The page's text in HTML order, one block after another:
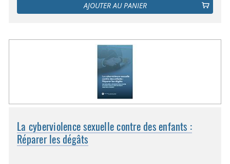
AJOUTER AU PANIER
La cyberviolence sexuelle contre des enfants :
Réparer les dégâts